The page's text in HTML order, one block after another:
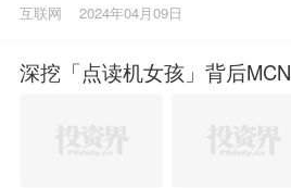
互联网 2024年04月09日
深挖「点读机女孩」背后MCN